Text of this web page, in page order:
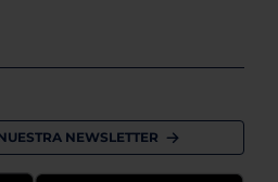
NEWSLETTER